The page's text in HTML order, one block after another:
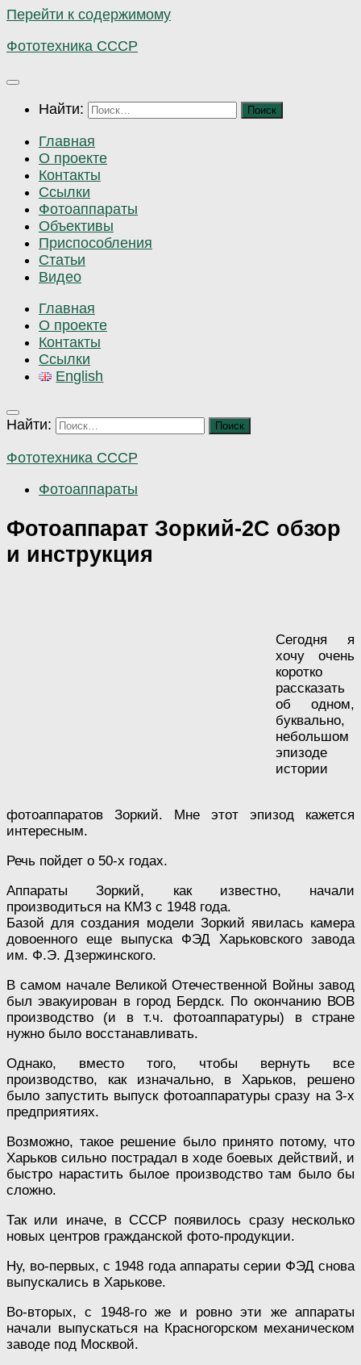
Перейти к содержимому
Фототехника СССР
Найти:
Главная
О проекте
Контакты
Ссылки
Фотоаппараты
Объективы
Приспособления
Статьи
Видео
Главная
О проекте
Контакты
Ссылки
English
Найти:
Фототехника СССР
Фотоаппараты
Фотоаппарат Зоркий-2С обзор
и инструкция
Сегодня я
хочу очень
коротко
рассказать
об одном,
буквально,
небольшом
эпизоде
истории
фотоаппаратов Зоркий. Мне этот эпизод кажется
интересным.
Речь пойдет о 50-х годах.
Аппараты Зоркий, как известно, начали
производиться на КМЗ с 1948 года.
Базой для создания модели Зоркий явилась камера
довоенного еще выпуска ФЭД Харьковского завода
им. Ф.Э. Дзержинского.
В самом начале Великой Отечественной Войны завод
был эвакуирован в город Бердск. По окончанию ВОВ
производство (и в т.ч. фотоаппаратуры) в стране
нужно было восстанавливать.
Однако, вместо того, чтобы вернуть все
производство, как изначально, в Харьков, решено
было запустить выпуск фотоаппаратуры сразу на 3-х
предприятиях.
Возможно, такое решение было принято потому, что
Харьков сильно пострадал в ходе боевых действий, и
быстро нарастить былое производство там было бы
сложно.
Так или иначе, в СССР появилось сразу несколько
новых центров гражданской фото-продукции.
Ну, во-первых, с 1948 года аппараты серии ФЭД снова
выпускались в Харькове.
Во-вторых, с 1948-го же и ровно эти же аппараты
начали выпускаться на Красногорском механическом
заводе под Москвой.